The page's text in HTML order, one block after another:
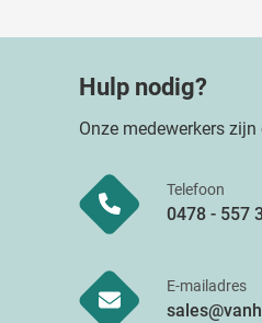
Hulp nodig?
Onze medewerkers
Telefoon
0478 - 557
E-mailadres